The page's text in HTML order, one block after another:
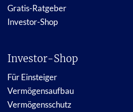
Gratis-Ratgeber
Investor-Shop
Investor-Shop
Für Einsteiger
Vermögensaufbau
Vermögensschutz